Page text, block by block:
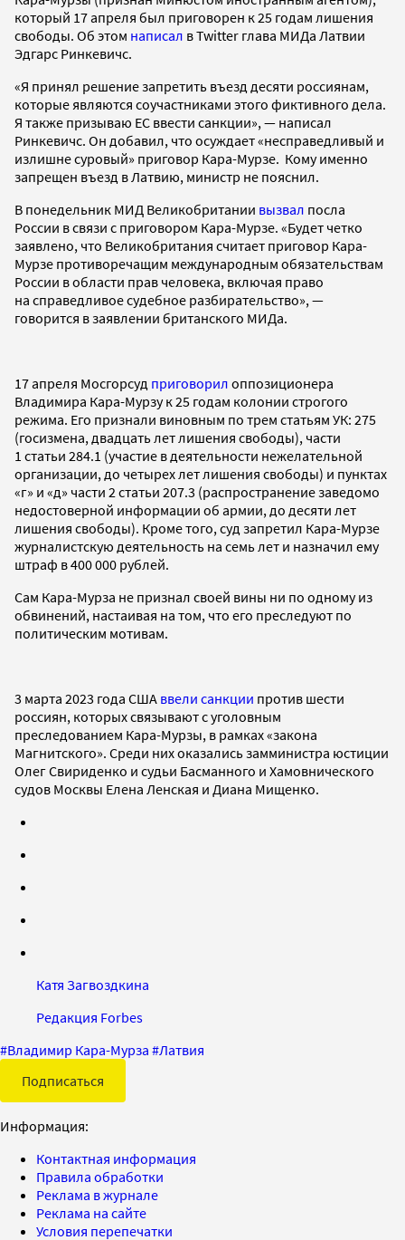
который 17 апреля был приговорен к 25 годам лишения
свободы. Об этом написал в Twitter глава МИДа Латвии
Эдгарс Ринкевичс.
«Я принял решение запретить въезд десяти россиянам,
которые являются соучастниками этого фиктивного дела.
Я также призываю ЕС ввести санкции», — написал
Ринкевичс. Он добавил, что осуждает «несправедливый и
излишне суровый» приговор Кара-Мурзе. Кому именно
запрещен въезд в Латвию, министр не пояснил.
В понедельник МИД Великобритании вызвал посла
России в связи с приговором Кара-Мурзе. «Будет четко
заявлено, что Великобритания считает приговор Кара-
Мурзе противоречащим международным обязательствам
России в области прав человека, включая право
на справедливое судебное разбирательство», —
говорится в заявлении британского МИДа.
17 апреля Мосгорсуд приговорил оппозиционера
Владимира Кара-Мурзу к 25 годам колонии строгого
режима. Его признали виновным по трем статьям УК: 275
(госизмена, двадцать лет лишения свободы), части
1 статьи 284.1 (участие в деятельности нежелательной
организации, до четырех лет лишения свободы) и пунктах
«г» и «д» части 2 статьи 207.3 (распространение заведомо
недостоверной информации об армии, до десяти лет
лишения свободы). Кроме того, суд запретил Кара-Мурзе
журналистскую деятельность на семь лет и назначил ему
штраф в 400 000 рублей.
Сам Кара-Мурза не признал своей вины ни по одному из
обвинений, настаивая на том, что его преследуют по
политическим мотивам.
3 марта 2023 года США ввели санкции против шести
россиян, которых связывают с уголовным
преследованием Кара-Мурзы, в рамках «закона
Магнитского». Среди них оказались замминистра юстиции
Олег Свириденко и судьи Басманного и Хамовнического
судов Москвы Елена Ленская и Диана Мищенко.
Катя Загвоздкина
Редакция Forbes
#Владимир Кара-Мурза #Латвия
Подписаться
Информация:
Контактная информация
Правила обработки
Реклама в журнале
Реклама на сайте
Условия перепечатки